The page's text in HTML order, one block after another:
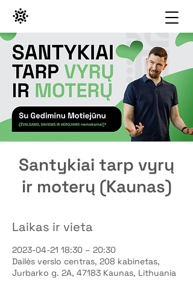
Santykiai tarp vyrų
ir moterų (Kaunas)
Laikas ir vieta
2023-04-21 18:30 – 20:30
Dailės verslo centras, 208 kabinetas,
Jurbarko g. 2A, 47183 Kaunas, Lithuania